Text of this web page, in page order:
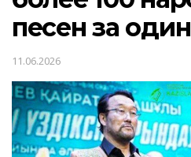
песен за
11.06.2026